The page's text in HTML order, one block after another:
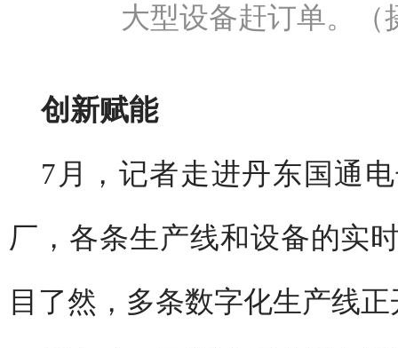
大型设备赶订单。（
创新赋能
7月，记者走进丹东国通
厂，各条生产线和设备的实
目了然，多条数字化生产线